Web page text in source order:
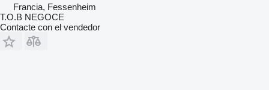
Francia, Fessenheim
T.O.B NEGOCE
Contacte con el vendedor